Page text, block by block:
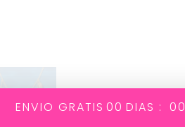
ENVIO GRATIS 00 DIAS : 00